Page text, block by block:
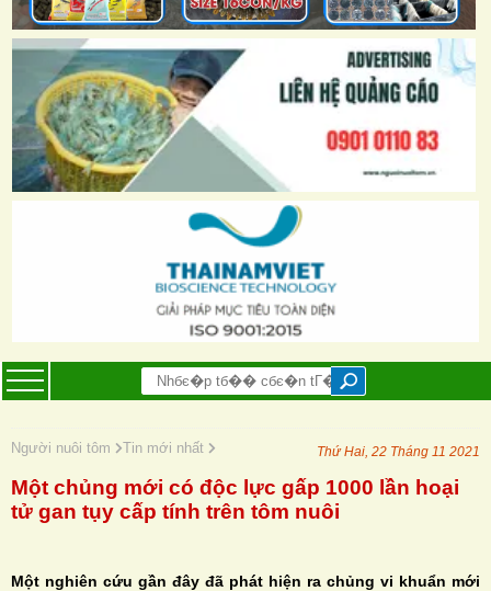
Người nuôi tôm Tin mới nhất Thứ Hai, 22 Tháng 11 2021
Một chủng mới có độc lực gấp 1000 lần hoại
tử gan tụy cấp tính trên tôm nuôi
Một nghiên cứu gần đây đã phát hiện ra chủng vi khuẩn mới